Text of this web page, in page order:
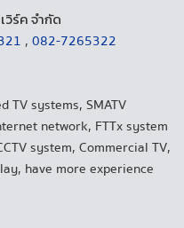
วิร์ค จำกัด
, 082-7265322
TV systems, SMATV
network, FTTx system
system, Commercial TV,
have more experience